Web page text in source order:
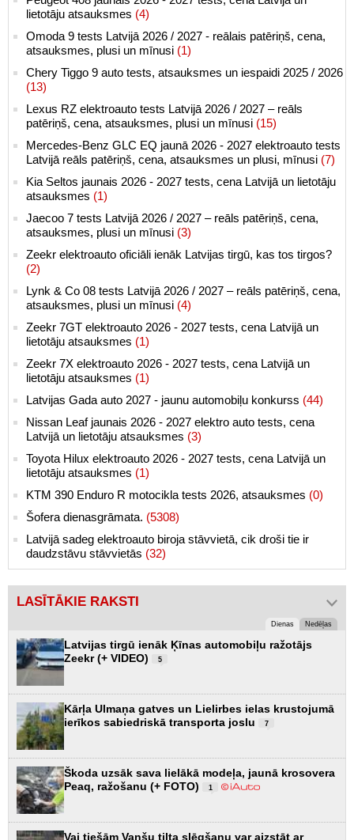
lietotāju atsauksmes (4)
Omoda 9 tests Latvijā 2026 / 2027 - reālais patēriņš, cena,
atsauksmes, plusi un mīnusi (1)
Chery Tiggo 9 auto tests, atsauksmes un iespaidi 2025 / 2026
(13)
Lexus RZ elektroauto tests Latvijā 2026 / 2027 – reāls
patēriņš, cena, atsauksmes, plusi un mīnusi (15)
Mercedes-Benz GLC EQ jaunā 2026 - 2027 elektroauto tests
Latvijā reāls patēriņš, cena, atsauksmes un plusi, mīnusi (7)
Kia Seltos jaunais 2026 - 2027 tests, cena Latvijā un lietotāju
atsauksmes (1)
Jaecoo 7 tests Latvijā 2026 / 2027 – reāls patēriņš, cena,
atsauksmes, plusi un mīnusi (3)
Zeekr elektroauto oficiāli ienāk Latvijas tirgū, kas tos tirgos?
(2)
Lynk & Co 08 tests Latvijā 2026 / 2027 – reāls patēriņš, cena,
atsauksmes, plusi un mīnusi (4)
Zeekr 7GT elektroauto 2026 - 2027 tests, cena Latvijā un
lietotāju atsauksmes (1)
Zeekr 7X elektroauto 2026 - 2027 tests, cena Latvijā un
lietotāju atsauksmes (1)
Latvijas Gada auto 2027 - jaunu automobiļu konkurss (44)
Nissan Leaf jaunais 2026 - 2027 elektro auto tests, cena
Latvijā un lietotāju atsauksmes (3)
Toyota Hilux elektroauto 2026 - 2027 tests, cena Latvijā un
lietotāju atsauksmes (1)
KTM 390 Enduro R motocikla tests 2026, atsauksmes (0)
Šofera dienasgrāmata. (5308)
Latvijā sadeg elektroauto biroja stāvvietā, cik droši tie ir
daudzstāvu stāvvietās (32)
LASĪTĀKIE RAKSTI
Dienas Nedēļas
Latvijas tirgū ienāk Ķīnas automobiļu ražotājs
Zeekr (+ VIDEO)
5
Kārļa Ulmaņa gatves un Lielirbes ielas krustojumā
ierīkos sabiedriskā transporta joslu
7
Škoda uzsāk sava lielākā modeļa, jaunā krosovera
Peaq, ražošanu (+ FOTO)
1
Vai tiešām Vanšu tilta slēgšanu var aizstāt ar